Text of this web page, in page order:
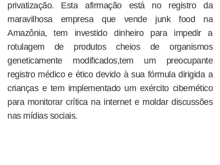
privatização. Esta afirmação está no registro da
maravilhosa empresa que vende junk food na
Amazônia, tem investido dinheiro para impedir a
rotulagem de produtos cheios de organismos
geneticamente modificados,tem um preocupante
registro médico e ético devido à sua fórmula dirigida a
crianças e tem implementado um exército cibernético
para monitorar crítica na internet e moldar discussões
nas mídias sociais.